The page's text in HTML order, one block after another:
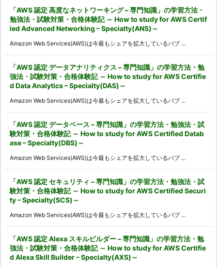
「AWS 認定 高度なネットワーキング – 専門知識」の学習方法・
勉強法・試験対策・合格体験記 ～ How to study for AWS Certif
ied Advanced Networking – Specialty(ANS)～
Amazon Web Services(AWS)は今最もシェアを拡大しているパブ ...
「AWS 認定 データアナリティクス – 専門知識」の学習方法・勉
強法・試験対策・合格体験記 ～ How to study for AWS Certifie
d Data Analytics – Specialty(DAS)～
Amazon Web Services(AWS)は今最もシェアを拡大しているパブ ...
「AWS 認定 データベース – 専門知識」の学習方法・勉強法・試
験対策・合格体験記 ～ How to study for AWS Certified Datab
ase – Specialty(DBS)～
Amazon Web Services(AWS)は今最もシェアを拡大しているパブ ...
「AWS 認定 セキュリティ – 専門知識」の学習方法・勉強法・試
験対策・合格体験記 ～ How to study for AWS Certified Securi
ty – Specialty(SCS)～
Amazon Web Services(AWS)は今最もシェアを拡大しているパブ ...
「AWS 認定 Alexa スキルビルダー – 専門知識」の学習方法・勉
強法・試験対策・合格体験記 ～ How to study for AWS Certifie
d Alexa Skill Builder – Specialty(AXS)～